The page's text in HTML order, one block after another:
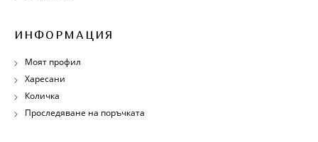
ИНФОРМАЦИЯ
Моят профил
Харесани
Количка
Проследяване на поръчката